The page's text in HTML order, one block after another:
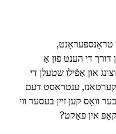
טראַנספּעראַנט,
דורך די הענט פון אַ
און אַפֿילו שטעלן די
קערטאַנז, ענטראַסט דעם
קען זיין בעסער ווי
קאָפּ אין פאַקט?